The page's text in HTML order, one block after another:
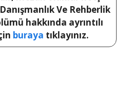
Ve Rehberlik
hakkında ayrıntılı
buraya tıklayınız.